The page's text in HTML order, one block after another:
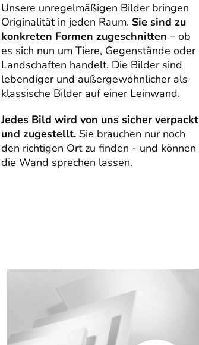
Unsere unregelmäßigen Bilder bringen
Originalität in jeden Raum. Sie sind zu
konkreten Formen zugeschnitten – ob
es sich nun um Tiere, Gegenstände oder
Landschaften handelt. Die Bilder sind
lebendiger und außergewöhnlicher als
klassische Bilder auf einer Leinwand.
Jedes Bild wird von uns sicher verpackt
und zugestellt. Sie brauchen nur noch
den richtigen Ort zu finden - und können
die Wand sprechen lassen.